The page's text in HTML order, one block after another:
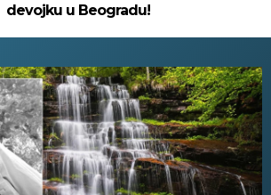
devojku u Beogradu!